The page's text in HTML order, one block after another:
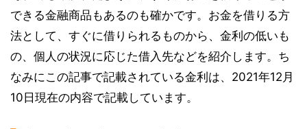
できる金融商品もあるのも確かです。 お金を借りる方
法として、すぐに借りられるものから、金利の低いも
の、個人の状況に応じた借入先などを紹介します。 ち
なみにこの記事で記載されている金利は、2021年12月
10日現在の内容で記載しています。